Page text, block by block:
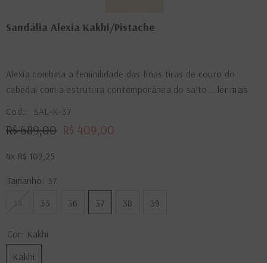
Sandália Alexia Kakhi/Pistache
Alexia combina a feminilidade das finas tiras de couro do
cabedal com a estrutura contemporânea do salto... ler mais
Cod.:
SAL-K-37
R$ 689,00 R$ 409,00
4x R$ 102,25
Tamanho: 37
35 36 37 38 39
Cor: Kakhi
Kakhi